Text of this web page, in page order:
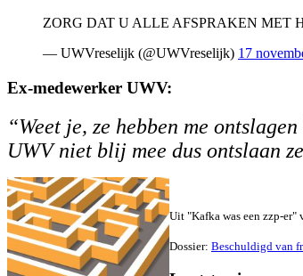
ZORG DAT U ALLE AFSPRAKEN MET
— UWVreselijk (@UWVreselijk) 17
Ex-medewerker UWV:
“Weet je, ze hebben me
UWV niet blij mee dus ontslaan
Uit "Kafka was een zzp-er"
Dossier: Beschuldigd van